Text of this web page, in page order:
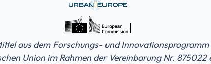
aus dem Forschungs- und
Union im Rahmen der Vereinbarung Nr. 875022